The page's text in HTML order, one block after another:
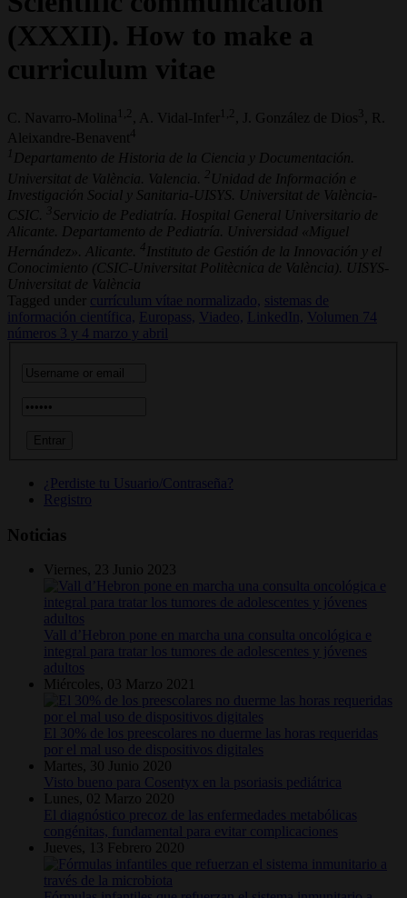
(XXXII). How to make a
curriculum vitae
C. Navarro-Molina 1,2 , A. Vidal-Infer 1,2 , J. González de Dios 3
, R.
Aleixandre-Benavent 4
1 Departamento de Historia de la Ciencia y Documentación.
Universitat de València. Valencia.
2 Unidad de Información e
Investigación Social y Sanitaria-UISYS. Universitat de València-
CSIC.
3 Servicio de Pediatría. Hospital General Universitario de
Alicante. Departamento de Pediatría. Universidad «Miguel
Hernández». Alicante.
4 Instituto de Gestión de la Innovación y el
Conocimiento (CSIC-Universitat Politècnica de València). UISYS-
Universitat de València
Tagged under
currículum vítae normalizado, sistemas de
información científica,
Europass, Viadeo, LinkedIn,
Volumen 74
números 3 y 4 marzo y abril
¿Perdiste tu Usuario/Contraseña?
Registro
Noticias
Viernes, 23 Junio 2023
Vall d’Hebron pone en marcha una consulta oncológica e
integral para tratar los tumores de adolescentes y jóvenes
adultos
Miércoles, 03 Marzo 2021
El 30% de los preescolares no duerme las horas requeridas
por el mal uso de dispositivos digitales
Martes, 30 Junio 2020
Visto bueno para Cosentyx en la psoriasis pediátrica
Lunes, 02 Marzo 2020
El diagnóstico precoz de las enfermedades metabólicas
congénitas, fundamental para evitar complicaciones
Jueves, 13 Febrero 2020